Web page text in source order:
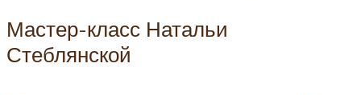
Мастер-класс Натальи
Стеблянской